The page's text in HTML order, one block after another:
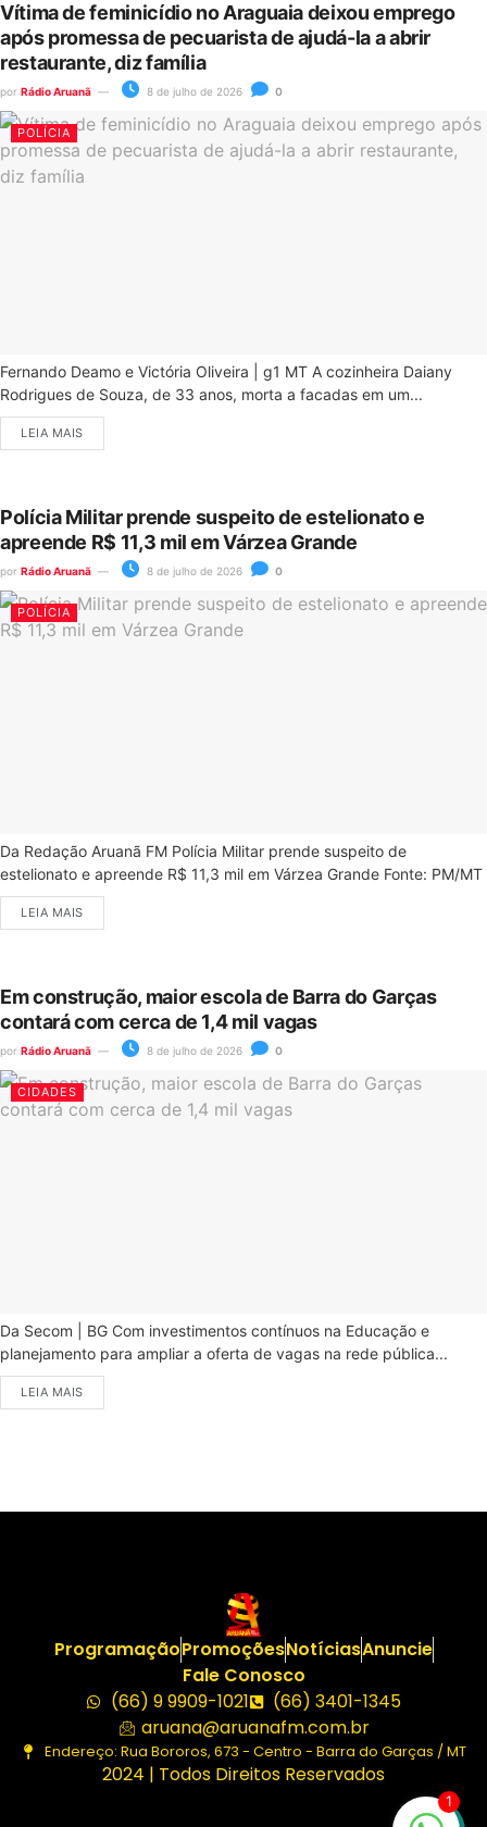
Vítima de feminicídio no Araguaia deixou emprego
após promessa de pecuarista de ajudá-la a abrir
restaurante, diz família
por Rádio Aruanã 8 de julho de 2026 0
POLÍCIA
Fernando Deamo e Victória Oliveira | g1 MT A cozinheira Daiany
Rodrigues de Souza, de 33 anos, morta a facadas em um...
LEIA MAIS
Polícia Militar prende suspeito de estelionato e
apreende R$ 11,3 mil em Várzea Grande
por Rádio Aruanã 8 de julho de 2026 0
POLÍCIA
Da Redação Aruanã FM Polícia Militar prende suspeito de
estelionato e apreende R$ 11,3 mil em Várzea Grande Fonte: PM/MT
LEIA MAIS
Em construção, maior escola de Barra do Garças
contará com cerca de 1,4 mil vagas
por Rádio Aruanã 8 de julho de 2026 0
CIDADES
Da Secom | BG Com investimentos contínuos na Educação e
planejamento para ampliar a oferta de vagas na rede pública...
LEIA MAIS
ProgramaçãoPromoçõesNotíciasAnuncie
Fale Conosco
(66) 9 9909-1021
(66) 3401-1345
aruana@aruanafm.com.br
Endereço: Rua Bororos, 673 - Centro - Barra do Garças / MT
2024 | Todos Direitos Reservados
1